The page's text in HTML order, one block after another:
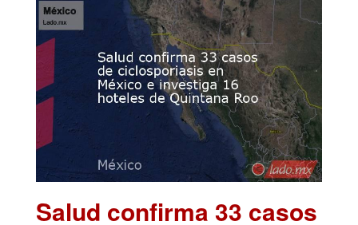
Salud confirma 33 casos